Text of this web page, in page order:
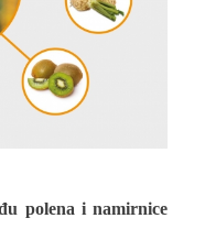
polena i namirnice